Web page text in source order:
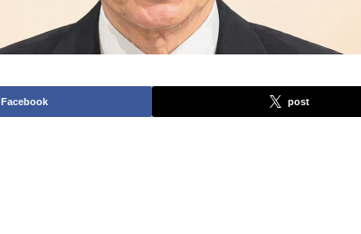
Facebook post